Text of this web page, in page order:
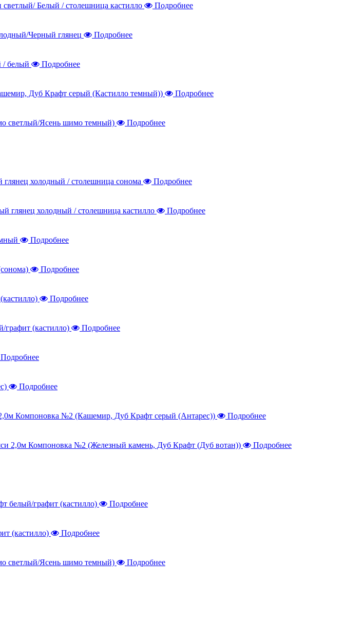
Подробнее
Подробнее
Подробнее
Подробнее
Подробнее
Подробнее
Подробнее
Подробнее
Подробнее
Подробнее
Подробнее
Подробнее
Подробнее
Подробнее
Подробнее
Подробнее
Подробнее
Подробнее